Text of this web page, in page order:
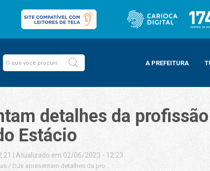
A PREFEITURA
detalhes da
Estácio
Atualizado em 02/06/2023 - 12:23
/ DJs apresentam detalhes da profissão para alunos do Espaço da